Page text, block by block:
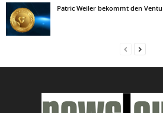
Patric Weiler bekommt den